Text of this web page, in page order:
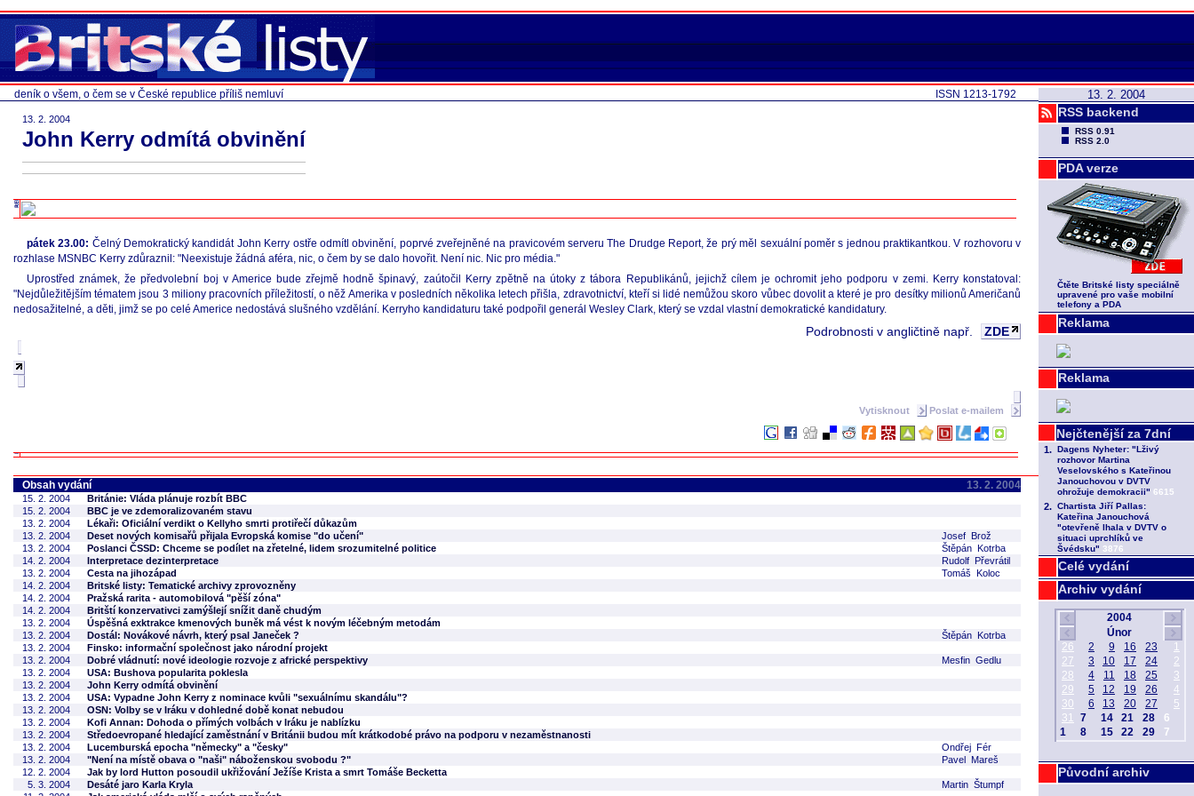
13. 2. 2004
RSS backend
RSS 0.91
RSS 2.0
PDA verze
Čtěte Britské listy speciálně
upravené pro vaše mobilní
telefony a PDA
Reklama
Reklama
Celé vydání
Archiv vydání
Původní archiv
ISSN 1213-1792
deník o všem, o čem se v České republice příliš nemluví
13. 2. 2004
John Kerry odmítá obvinění
pátek 23.00: Čelný Demokratický kandidát John Kerry ostře odmítl obvinění, poprvé zveřejněné na pravicovém serveru The Drudge Report, že prý měl sexuální poměr s jednou praktikantkou. V rozhovoru v
rozhlase MSNBC Kerry zdůraznil: "Neexistuje žádná aféra, nic, o čem by se dalo hovořit. Není nic. Nic pro média."
Uprostřed známek, že předvolební boj v Americe bude zřejmě hodně špinavý, zaútočil Kerry zpětně na útoky z tábora Republikánů, jejichž cílem je ochromit jeho podporu v zemi. Kerry konstatoval:
"Nejdůležitějším tématem jsou 3 miliony pracovních příležitostí, o něž Amerika v posledních několika letech přišla, zdravotnictví, kteří si lidé nemůžou skoro vůbec dovolit a které je pro desítky milionů Američanů
nedosažitelné, a děti, jimž se po celé Americe nedostává slušného vzdělání. Kerryho kandidaturu také podpořil generál Wesley Clark, který se vzdal vlastní demokratické kandidatury.
Podrobnosti v angličtině např. ZDE
Vytisknout Poslat e-mailem
Obsah vydání 13. 2. 2004
15. 2. 2004
Británie: Vláda plánuje rozbít BBC
15. 2. 2004
BBC je ve zdemoralizovaném stavu
13. 2. 2004
Lékaři: Oficiální verdikt o Kellyho smrti protiřečí důkazům
13. 2. 2004
Deset nových komisařů přijala Evropská komise "do učení"
Josef Brož
13. 2. 2004
Poslanci ČSSD: Chceme se podílet na zřetelné, lidem srozumitelné politice
Štěpán Kotrba
14. 2. 2004
Interpretace dezinterpretace
Rudolf Převrátil
13. 2. 2004
Cesta na jihozápad
Tomáš Koloc
14. 2. 2004
Britské listy: Tematické archivy zprovozněny
14. 2. 2004
Pražská rarita - automobilová "pěší zóna"
14. 2. 2004
Britští konzervativci zamýšlejí snížit daně chudým
13. 2. 2004
Úspěšná exktrakce kmenových buněk má vést k novým léčebným metodám
13. 2. 2004
Dostál: Novákové návrh, který psal Janeček ?
Štěpán Kotrba
13. 2. 2004
Finsko: informační společnost jako národní projekt
13. 2. 2004
Dobré vládnutí: nové ideologie rozvoje z africké perspektivy
Mesfin Gedlu
13. 2. 2004
USA: Bushova popularita poklesla
13. 2. 2004
John Kerry odmítá obvinění
13. 2. 2004
USA: Vypadne John Kerry z nominace kvůli "sexuálnímu skandálu"?
13. 2. 2004
OSN: Volby se v Iráku v dohledné době konat nebudou
13. 2. 2004
Kofi Annan: Dohoda o přímých volbách v Iráku je nablízku
13. 2. 2004
Středoevropané hledající zaměstnání v Británii budou mít krátkodobé právo na podporu v nezaměstnanosti
13. 2. 2004
Lucemburská epocha "německy" a "česky"
Ondřej Fér
13. 2. 2004
"Není na místě obava o "naši" náboženskou svobodu ?"
Pavel Mareš
12. 2. 2004
Jak by lord Hutton posoudil ukřižování Ježíše Krista a smrt Tomáše Becketta
5. 3. 2004
Desáté jaro Karla Kryla
Martin Štumpf